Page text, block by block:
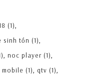
(1)
sinh tồn (1)
noc player (1)
mobile (1) qtv (1)